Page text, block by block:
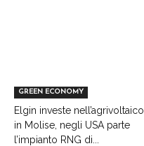
GREEN ECONOMY
Elgin investe nell’agrivoltaico
in Molise, negli USA parte
l’impianto RNG di...